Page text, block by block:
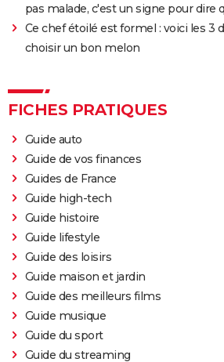
pas malade, c'est un signe pour dire
Ce chef étoilé est formel : voici les 3
choisir un bon melon
FICHES PRATIQUES
Guide auto
Guide de vos finances
Guides de France
Guide high-tech
Guide histoire
Guide lifestyle
Guide des loisirs
Guide maison et jardin
Guide des meilleurs films
Guide musique
Guide du sport
Guide du streaming